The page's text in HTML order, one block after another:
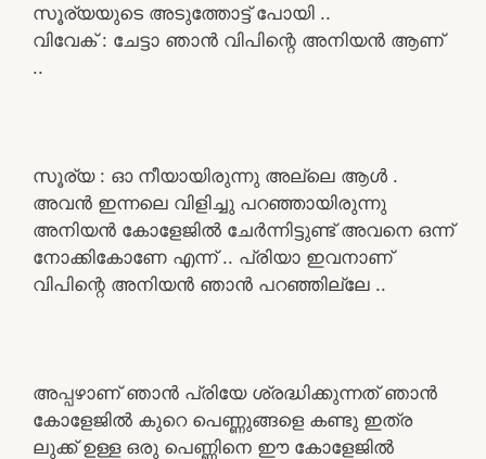
സൂര്യയുടെ അടുത്തോട്ട് പോയി ..
വിവേക് : ചേട്ടാ ഞാൻ വിപിന്റെ അനിയൻ ആണ്
..
സൂര്യ : ഓ നീയായിരുന്നു അല്ലെ ആൾ .
അവൻ ഇന്നലെ വിളിച്ചു പറഞ്ഞായിരുന്നു
അനിയൻ കോളേജിൽ ചേർന്നിട്ടുണ്ട് അവനെ ഒന്ന്
നോക്കികോണേ എന്ന് .. പ്രിയാ ഇവനാണ്
വിപിന്റെ അനിയൻ ഞാൻ പറഞ്ഞില്ലേ ..
അപ്പഴാണ് ഞാൻ പ്രിയേ ശ്രദ്ധിക്കുന്നത് ഞാൻ
കോളേജിൽ കുറെ പെണ്ണുങ്ങളെ കണ്ടു ഇത്ര
ലുക്ക് ഉള്ള ഒരു പെണ്ണിനെ ഈ കോളേജിൽ